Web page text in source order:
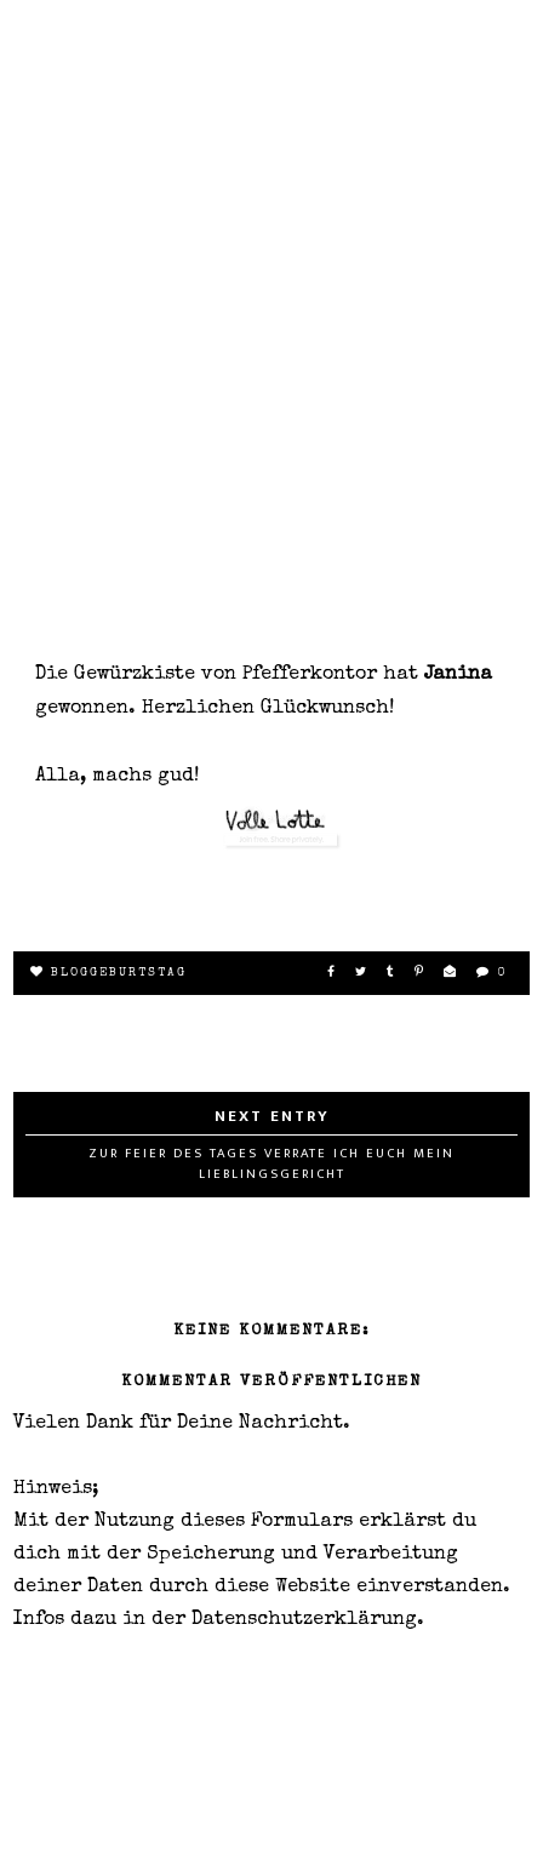
Die Gewürzkiste von Pfefferkontor hatJanina
gewonnen. Herzlichen Glückwunsch!
Alla, machs gud!
BLOGGEBURTSTAG 0
ZUR FEIER DES TAGES VERRATE ICH EUCH MEIN
LIEBLINGSGERICHT
KEINE KOMMENTARE:
KOMMENTAR VERÖFFENTLICHEN
Vielen Dank für Deine Nachricht.
Hinweis;
Mit der Nutzung dieses Formulars erklärst du
dich mit der Speicherung und Verarbeitung
deiner Daten durch diese Website einverstanden.
Infos dazu in derDatenschutzerklärung.